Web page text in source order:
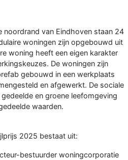
noordrand van Eindhoven staan 24
woningen zijn opgebouwd uit
woning heeft een eigen karakter
De woningen zijn
gebouwd in een werkplaats
en afgewerkt. De sociale
en groene leefomgeving
waarden.
2025 bestaat uit:
bestuurder woningcorporatie